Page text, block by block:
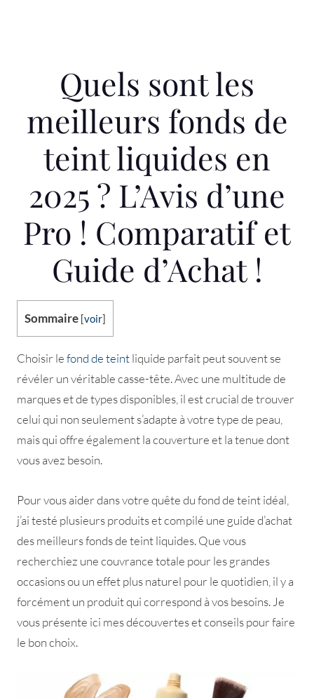
Quels sont les
meilleurs fonds de
teint liquides en
2025 ? L’Avis d’une
Pro ! Comparatif et
Guide d’Achat !
Sommaire [voir]
Choisir lefond de teintliquide parfait peut souvent se
révéler un véritable casse-tête. Avec une multitude de
marques et de types disponibles, il est crucial de trouver
celui qui non seulement s’adapte à votre type de peau,
mais qui offre également la couverture et la tenue dont
vous avez besoin.
Pour vous aider dans votre quête du fond de teint idéal,
j’ai testé plusieurs produits et compilé une guide d’achat
des meilleurs fonds de teint liquides. Que vous
recherchiez une couvrance totale pour les grandes
occasions ou un effet plus naturel pour le quotidien, il y a
forcément un produit qui correspond à vos besoins. Je
vous présente ici mes découvertes et conseils pour faire
le bon choix.